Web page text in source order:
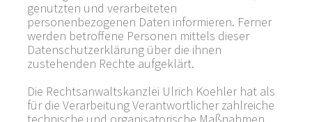
genutzten und verarbeiteten
personenbezogenen Daten informieren. Ferner
werden betroffene Personen mittels dieser
Datenschutzerklärung über die ihnen
zustehenden Rechte aufgeklärt.
Die Rechtsanwaltskanzlei Ulrich Koehler hat als
für die Verarbeitung Verantwortlicher zahlreiche